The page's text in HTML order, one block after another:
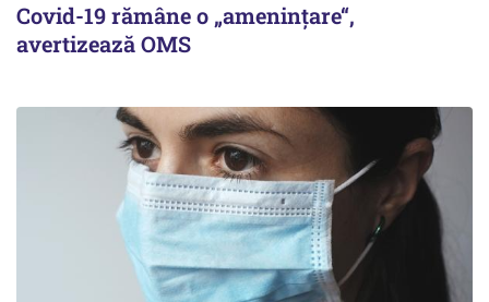
Covid-19 rămâne o „ameninţare“,
avertizează OMS